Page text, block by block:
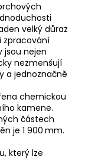
velký důraz
zpracování
jsou nejen
nezmenšují
a jednoznačně
chemickou
kamene.
částech
je 1 900 mm.
který lze